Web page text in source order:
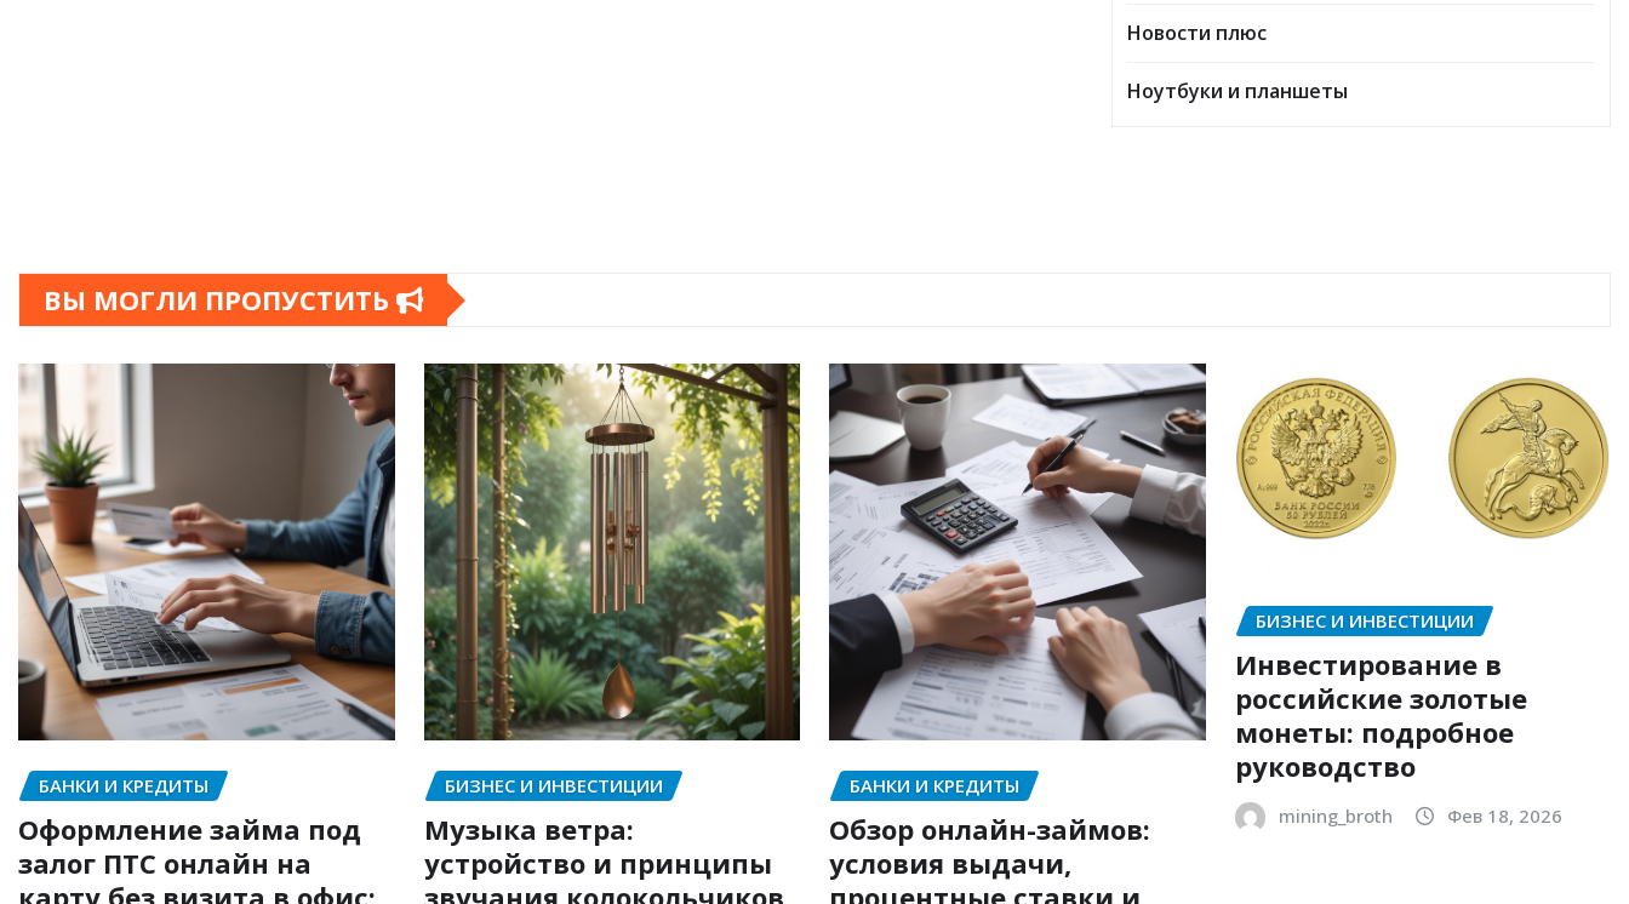
Новости плюс
Ноутбуки и планшеты
ВЫ МОГЛИ ПРОПУСТИТЬ
БАНКИ И КРЕДИТЫ
Оформление займа под
залог ПТС онлайн на
БИЗНЕС И ИНВЕСТИЦИИ
Музыка ветра:
устройство и принципы
БАНКИ И КРЕДИТЫ
Обзор онлайн-займов:
условия выдачи,
БИЗНЕС И ИНВЕСТИЦИИ
Инвестирование в
российские золотые
монеты: подробное
руководство
mining_broth Фев 18, 2026